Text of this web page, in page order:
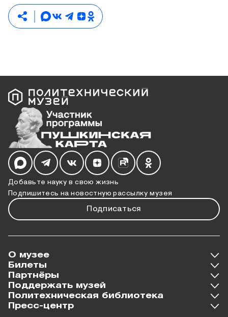
Добавьте науку в свою жизнь
Подпишитесь на новостную рассылку музея
Подписаться
Мы в социальных сетях
О музее
Билеты
Партнёры
Поддержать музей
Политехническая библиотека
Пресс-центр